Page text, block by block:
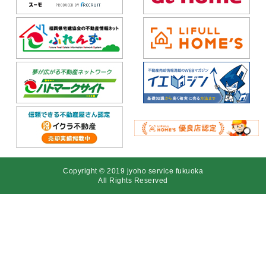
Copyright © 2019 jyoho service fukuoka
All Rights Reserved